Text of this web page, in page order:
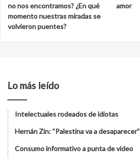
no nos encontramos? ¿En qué
momento nuestras miradas se
volvieron puentes?
amor
Lo más leído
Intelectuales rodeados de idiotas
Hernán Zin: “Palestina va a desaparecer”
Consumo informativo a punta de video